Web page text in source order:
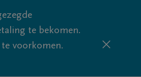
te bekomen.
voorkomen.